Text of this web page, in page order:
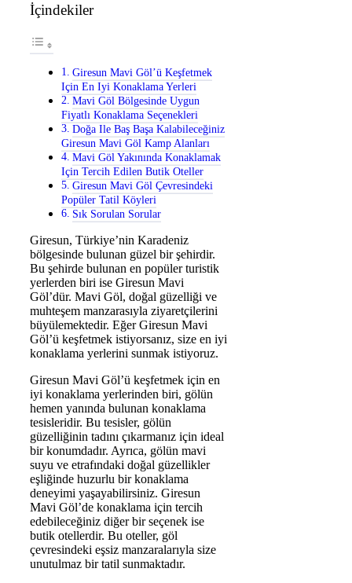
İçindekiler
Giresun Mavi Göl’ü Keşfetmek
Için En Iyi Konaklama Yerleri
Mavi Göl Bölgesinde Uygun
Fiyatlı Konaklama Seçenekleri
Doğa Ile Baş Başa Kalabileceğiniz
Giresun Mavi Göl Kamp Alanları
Mavi Göl Yakınında Konaklamak
Için Tercih Edilen Butik Oteller
Giresun Mavi Göl Çevresindeki
Popüler Tatil Köyleri
Sık Sorulan Sorular
Giresun, Türkiye’nin Karadeniz
bölgesinde bulunan güzel bir şehirdir.
Bu şehirde bulunan en popüler turistik
yerlerden biri ise Giresun Mavi
Göl’dür. Mavi Göl, doğal güzelliği ve
muhteşem manzarasıyla ziyaretçilerini
büyülemektedir. Eğer Giresun Mavi
Göl’ü keşfetmek istiyorsanız, size en iyi
konaklama yerlerini sunmak istiyoruz.
Giresun Mavi Göl’ü keşfetmek için en
iyi konaklama yerlerinden biri, gölün
hemen yanında bulunan konaklama
tesisleridir. Bu tesisler, gölün
güzelliğinin tadını çıkarmanız için ideal
bir konumdadır. Ayrıca, gölün mavi
suyu ve etrafındaki doğal güzellikler
eşliğinde huzurlu bir konaklama
deneyimi yaşayabilirsiniz. Giresun
Mavi Göl’de konaklama için tercih
edebileceğiniz diğer bir seçenek ise
butik otellerdir. Bu oteller, göl
çevresindeki eşsiz manzaralarıyla size
unutulmaz bir tatil sunmaktadır.